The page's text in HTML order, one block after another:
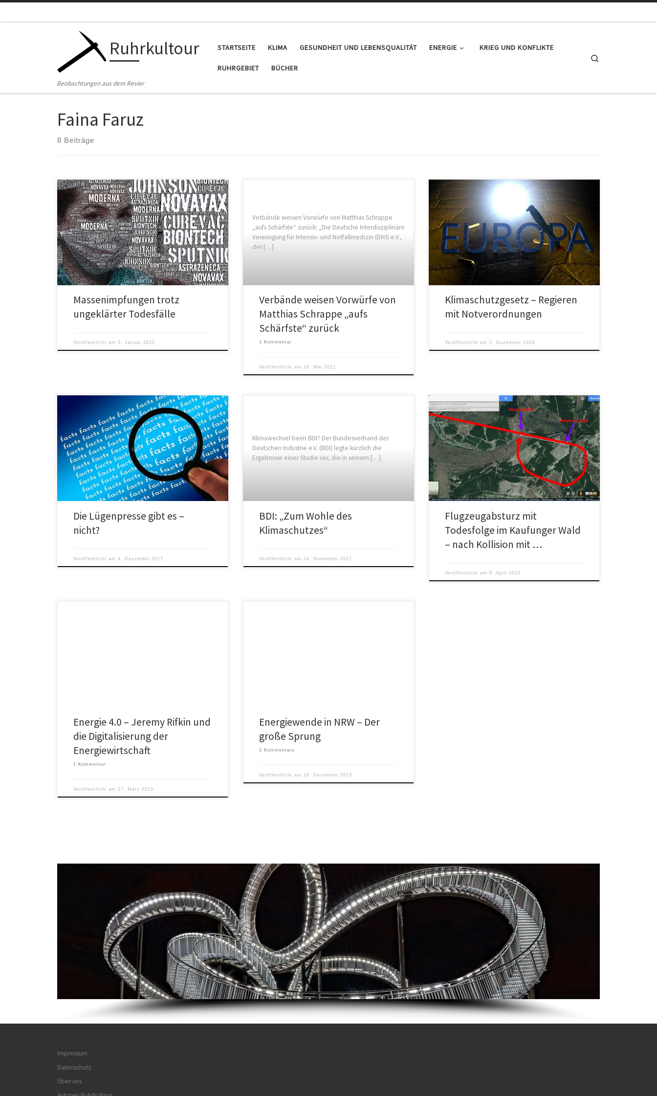
Ruhrkultour
Beobachtungen aus dem Revier
STARTSEITE KLIMA GESUNDHEIT UND LEBENSQUALITÄT ENERGIE KRIEG UND KONFLIKTE
RUHRGEBIET BÜCHER
Faina Faruz
8 Beiträge
Nebenwirkungen und Todesfälle - Juristen bereiten
ein internationales Tribunal zur Aufklärung der
Begleitumstände der Massenimpfungen vor.
Massenimpfungen trotz
ungeklärter Todesfälle
Veröffentlicht am5. Januar 2022
Verbände weisen Vorwürfe von Matthias Schrappe
„aufs Schärfste“ zurück: „Die Deutsche Interdisziplinäre
Vereinigung für Intensiv- und Notfallmedizin (DIVI) e.V.,
der […]
Verbände weisen Vorwürfe von
Matthias Schrappe „aufs
Schärfste“ zurück
1 Kommentar
Veröffentlicht am 18. Mai 2021
Der Weg für das Klimaschutzgesetz ist frei. Das
Parlament hat beschlossen, dass Deutschland in
Zukunft per Notverordnungen regiert werden kann.
Klimaschutzgesetz – Regieren
mit Notverordnungen
Veröffentlicht am2. Dezember 2019
„DIE Lügenpresse gibt es nicht“, sagt Sandra
Petersmann von Deutsche Welle. Claas Relotius sei
„ein gefährlicher Einzelfall“. Sie bittet das Publikum,
Journalisten nicht […]
Die Lügenpresse gibt es –
nicht?
Veröffentlicht am4. Dezember 2017
Klimawechsel beim BDI? Der Bundesverband der
Deutschen Industrie e.V. (BDI) legte kürzlich die
Ergebnisse einer Studie vor, die in seinem […]
BDI: „Zum Wohle des
Klimaschutzes“
Veröffentlicht am24. November 2017
Ein Kleinflugzeug stürzte am Karfreitag, 03.04.2015, im
Kaufunger Wald zwischen Nieste und Kleinalmerode in
der Nähe der hessisch-niedersächsischen
Landesgrenze bei […]
Flugzeugabsturz mit
Todesfolge im Kaufunger Wald
– nach Kollision mit …
Veröffentlicht am8. April 2015
Energie 4.0 – Jeremy Rifkin und
die Digitalisierung der
Energiewirtschaft
1 Kommentar
Veröffentlicht am 27. März 2015
Energiewende in NRW – Der
große Sprung
2 Kommentare
Veröffentlicht am 10. Dezember 2013
Impressum
Datenschutz
Über uns